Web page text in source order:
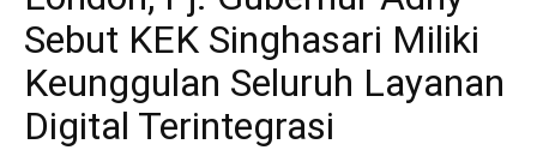
Sebut KEK Singhasari Miliki
Keunggulan Seluruh Layanan
Digital Terintegrasi